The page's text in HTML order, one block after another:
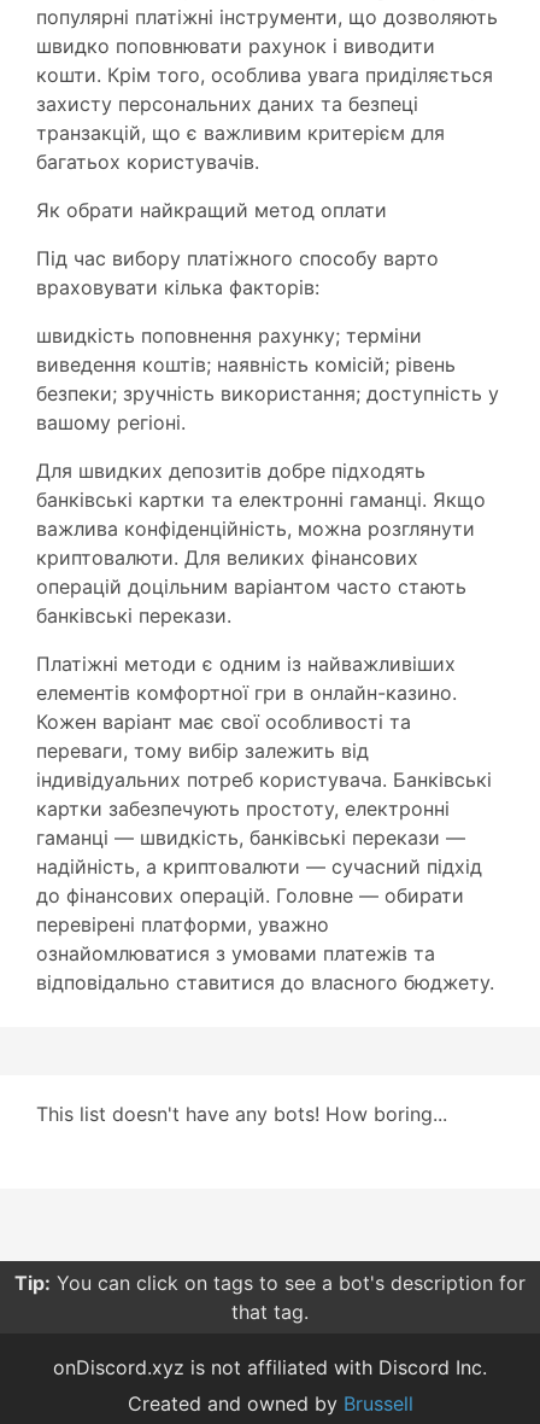
популярні платіжні інструменти, що дозволяють
швидко поповнювати рахунок і виводити
кошти. Крім того, особлива увага приділяється
захисту персональних даних та безпеці
транзакцій, що є важливим критерієм для
багатьох користувачів.
Як обрати найкращий метод оплати
Під час вибору платіжного способу варто
враховувати кілька факторів:
швидкість поповнення рахунку; терміни
виведення коштів; наявність комісій; рівень
безпеки; зручність використання; доступність у
вашому регіоні.
Для швидких депозитів добре підходять
банківські картки та електронні гаманці. Якщо
важлива конфіденційність, можна розглянути
криптовалюти. Для великих фінансових
операцій доцільним варіантом часто стають
банківські перекази.
Платіжні методи є одним із найважливіших
елементів комфортної гри в онлайн-казино.
Кожен варіант має свої особливості та
переваги, тому вибір залежить від
індивідуальних потреб користувача. Банківські
картки забезпечують простоту, електронні
гаманці — швидкість, банківські перекази —
надійність, а криптовалюти — сучасний підхід
до фінансових операцій. Головне — обирати
перевірені платформи, уважно
ознайомлюватися з умовами платежів та
відповідально ставитися до власного бюджету.
This list doesn't have any bots! How boring...
Tip: You can click on tags to see a bot's description for
that tag.
onDiscord.xyz is not affiliated with Discord Inc.
Created and owned by Brussell